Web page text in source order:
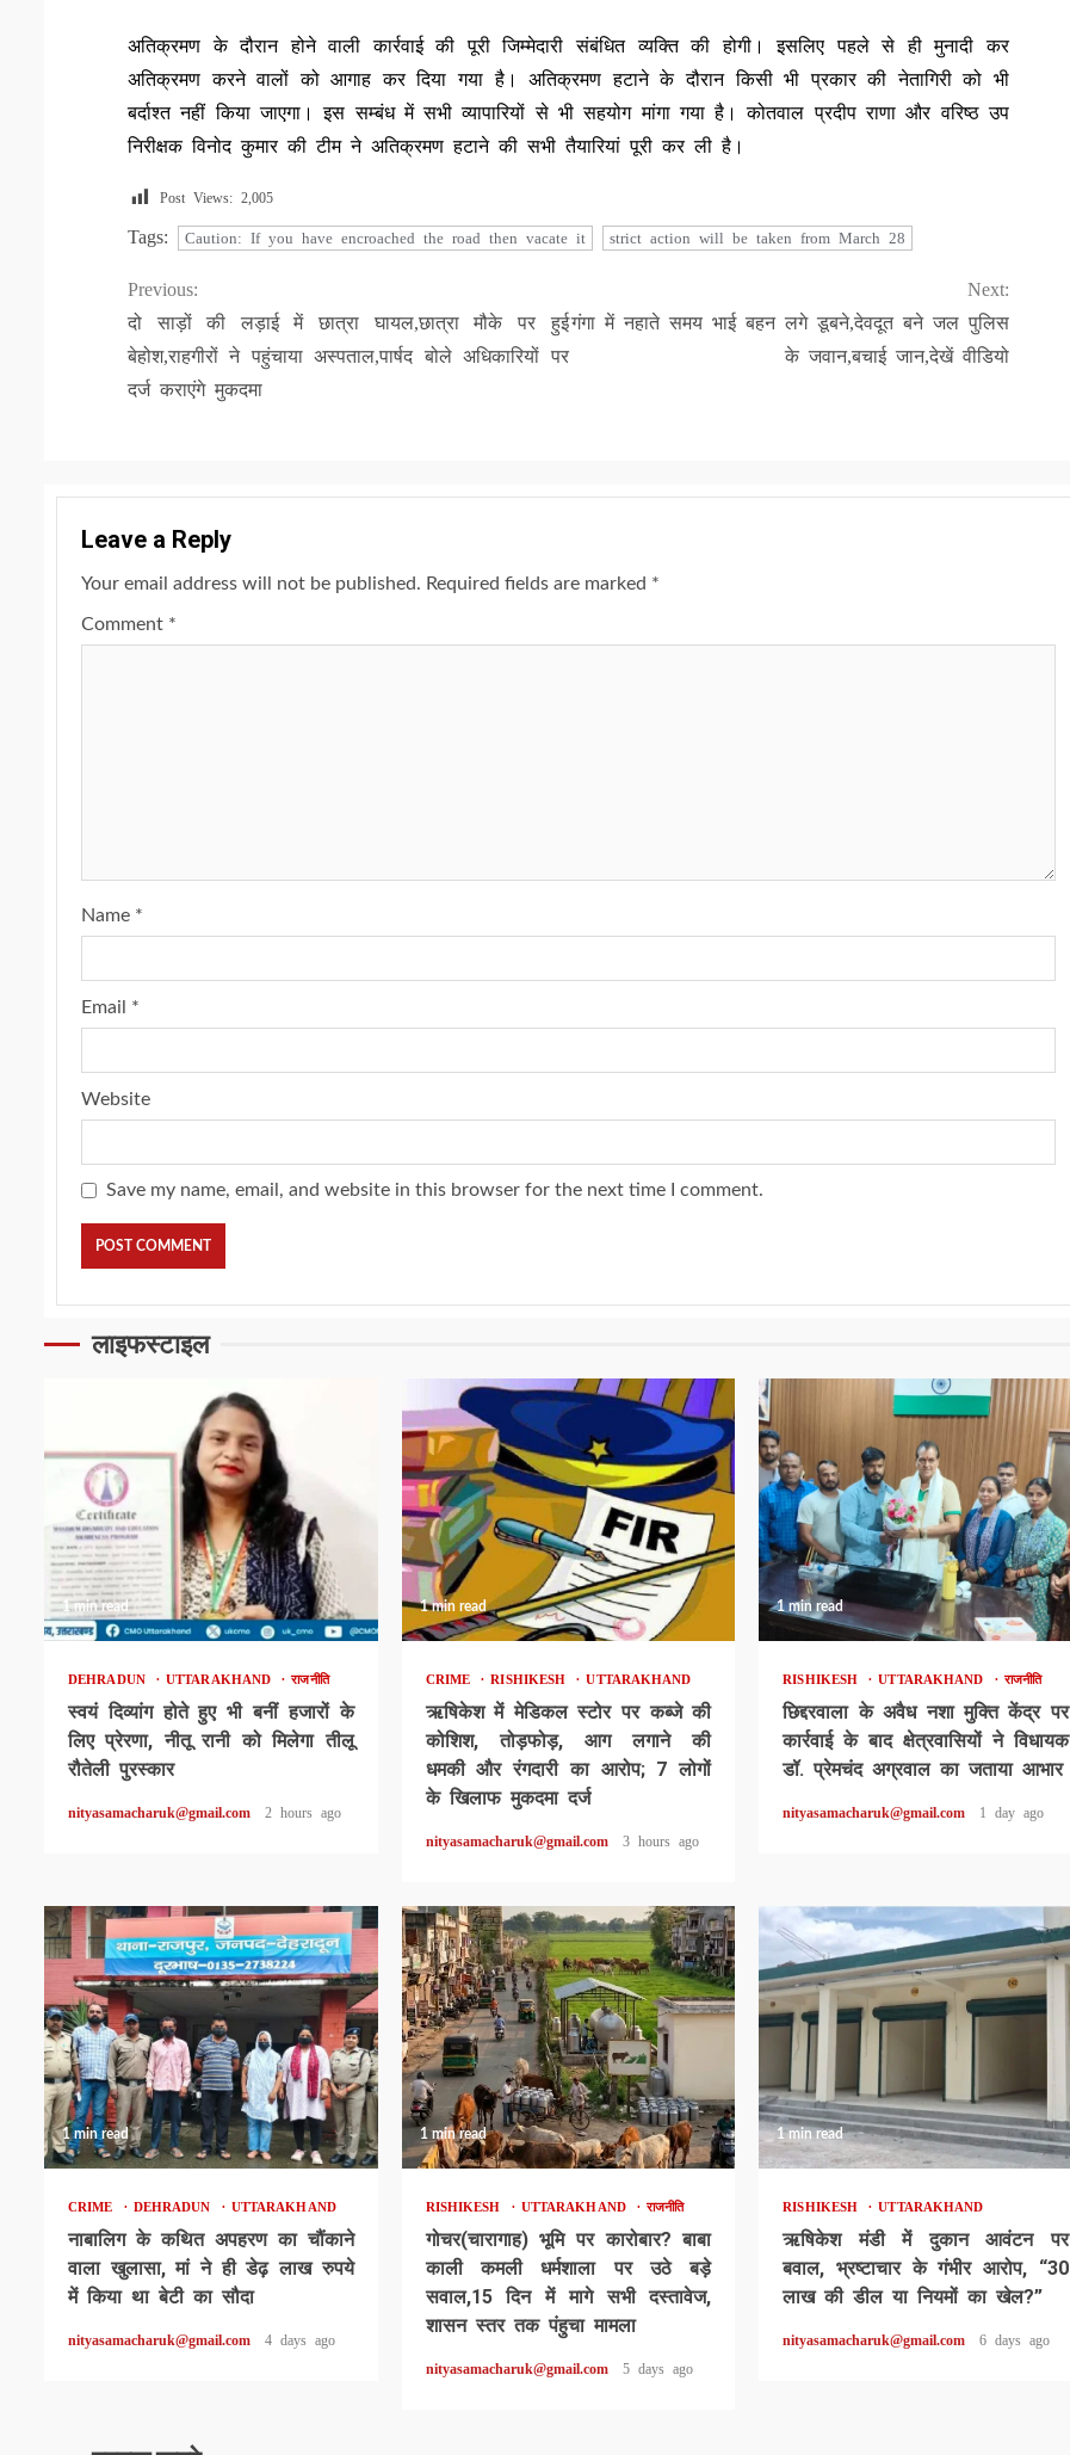
अतिक्रमण के दौरान होने वाली कार्रवाई की पूरी जिम्मेदारी संबंधित व्यक्ति की होगी। इसलिए पहले से ही मुनादी कर
अतिक्रमण करने वालों को आगाह कर दिया गया है। अतिक्रमण हटाने के दौरान किसी भी प्रकार की नेतागिरी को भी
बर्दाश्त नहीं किया जाएगा। इस सम्बंध में सभी व्यापारियों से भी सहयोग मांगा गया है। कोतवाल प्रदीप राणा और वरिष्ठ उप
निरीक्षक विनोद कुमार की टीम ने अतिक्रमण हटाने की सभी तैयारियां पूरी कर ली है।
Post Views: 2,005
Tags: Caution: If you have encroached the road then vacate it strict action will be taken from March 28
Continue
Reading
Previous:
दो साड़ों की लड़ाई में छात्रा घायल,छात्रा मौके पर हुई
बेहोश,राहगीरों ने पहुंचाया अस्पताल,पार्षद बोले अधिकारियों पर
दर्ज कराएंगे मुकदमा
Next:
गंगा में नहाते समय भाई बहन लगे डूबने,देवदूत बने जल पुलिस
के जवान,बचाई जान,देखें वीडियो
Leave a Reply
Your email address will not be published. Required fields are marked *
Comment *
Name *
Email *
Website
Save my name, email, and website in this browser for the next time I comment.
लाइफस्टाइल
1 min read
DEHRADUN UTTARAKHAND राजनीति
स्वयं दिव्यांग होते हुए भी बनीं हजारों के
लिए प्रेरणा, नीतू रानी को मिलेगा तीलू
रौतेली पुरस्कार
nityasamacharuk@gmail.com 2 hours ago
1 min read
CRIME RISHIKESH UTTARAKHAND
ऋषिकेश में मेडिकल स्टोर पर कब्जे की
कोशिश, तोड़फोड़, आग लगाने की
धमकी और रंगदारी का आरोप; 7 लोगों
के खिलाफ मुकदमा दर्ज
nityasamacharuk@gmail.com 3 hours ago
1 min read
RISHIKESH UTTARAKHAND राजनीति
छिद्दरवाला के अवैध नशा मुक्ति केंद्र पर
कार्रवाई के बाद क्षेत्रवासियों ने विधायक
डॉ. प्रेमचंद अग्रवाल का जताया आभार
nityasamacharuk@gmail.com 1 day ago
1 min read
CRIME DEHRADUN UTTARAKHAND
नाबालिग के कथित अपहरण का चौंकाने
वाला खुलासा, मां ने ही डेढ़ लाख रुपये
में किया था बेटी का सौदा
nityasamacharuk@gmail.com 4 days ago
1 min read
RISHIKESH UTTARAKHAND राजनीति
गोचर(चारागाह) भूमि पर कारोबार? बाबा
काली कमली धर्मशाला पर उठे बड़े
सवाल,15 दिन में मागे सभी दस्तावेज,
शासन स्तर तक पंहुचा मामला
nityasamacharuk@gmail.com 5 days ago
1 min read
RISHIKESH UTTARAKHAND
ऋषिकेश मंडी में दुकान आवंटन पर
बवाल, भ्रष्टाचार के गंभीर आरोप, “30
लाख की डील या नियमों का खेल?”
nityasamacharuk@gmail.com 6 days ago